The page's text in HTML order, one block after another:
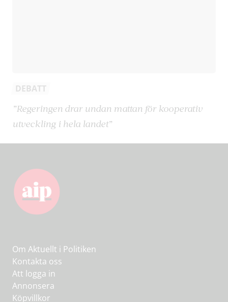
DEBATT
”Regeringen drar undan mattan för kooperativ
utveckling i hela landet”
Om Aktuellt i Politiken
Kontakta oss
Att logga in
Annonsera
Köpvillkor